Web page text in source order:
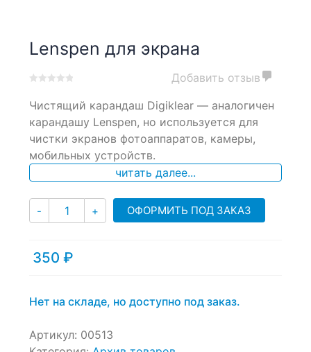
Lenspen для экрана
out
based
on
customer
ratings
Добавить отзыв
Чистящий карандаш Digiklear — аналогичен
карандашу Lenspen, но используется для
чистки экранов фотоаппаратов, камеры,
мобильных устройств.
читать далее...
- Количество
+ ОФОРМИТЬ ПОД ЗАКАЗ
350 ₽
Нет на складе, но доступно под заказ.
Артикул: 00513